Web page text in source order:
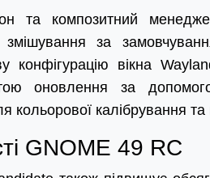
та композитний
за
конфігурацію вікна
оновлення за
кольорової калібрування
GNOME 49 RC